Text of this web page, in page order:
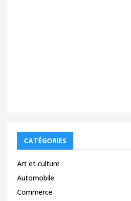
CATÉGORIES
Art et culture
Automobile
Commerce